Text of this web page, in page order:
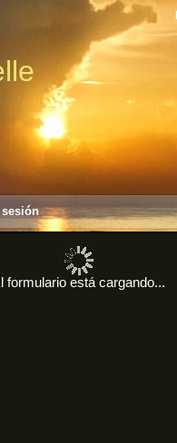
sesión
formulario está cargando...